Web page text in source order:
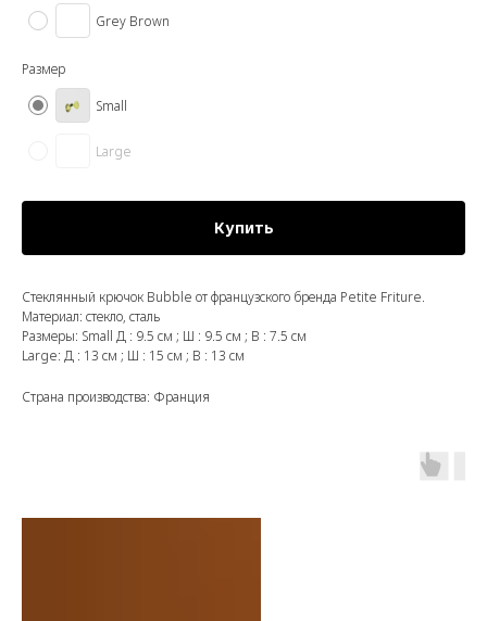
Grey Brown
Размер
Small
Large
Купить
Стеклянный крючок Bubble от французского бренда Petite Friture.
Материал: стекло, сталь
Размеры: Small Д : 9.5 см ; Ш : 9.5 см ; В : 7.5 см
Large: Д : 13 см ; Ш : 15 см ; В : 13 см
Страна производства: Франция